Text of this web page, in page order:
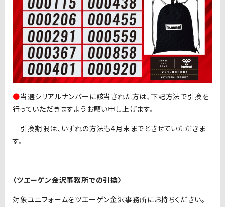
●当選シリアルナンバーに該当された方は、下記方法で引換を
行っていただきますようお願い申し上げます。
引換期限は、いずれの方法も4月末までとさせていただきま
す。
〈ツエーゲン金沢事務所での引換〉
対象ユニフォームをツエーゲン金沢事務所にお持ちください。